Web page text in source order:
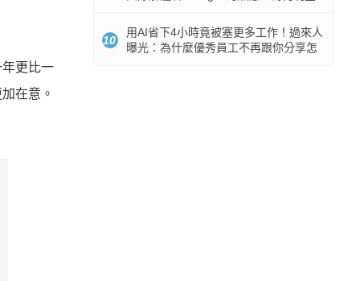
更比一
在意。
10
用AI省下4小時竟被塞更多工作！過來人
曝光：為什麼優秀員工不再跟你分享怎